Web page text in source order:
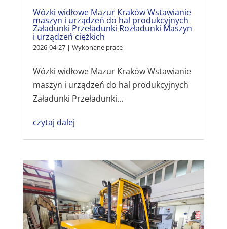
Wózki widłowe Mazur Kraków Wstawianie
maszyn i urządzeń do hal produkcyjnych
Załadunki Przeładunki Rozładunki Maszyn
i urządzeń ciężkich
2026-04-27| Wykonane prace
Wózki widłowe Mazur Kraków Wstawianie
maszyn i urządzeń do hal produkcyjnych
Załadunki Przeładunki...
czytaj dalej